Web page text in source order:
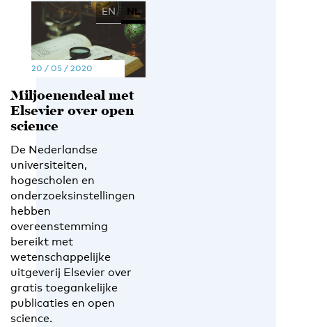
EN NL
20 / 05 / 2020
Miljoenendeal met
Elsevier over open
science
De Nederlandse
universiteiten,
hogescholen en
onderzoeksinstellingen
hebben
overeenstemming
bereikt met
wetenschappelijke
uitgeverij Elsevier over
gratis toegankelijke
publicaties en open
science.